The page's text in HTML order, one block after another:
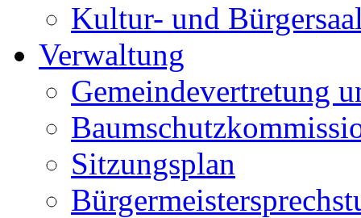
Kultur- und
Verwaltung
Gemeindevertretung
Sitzungsplan